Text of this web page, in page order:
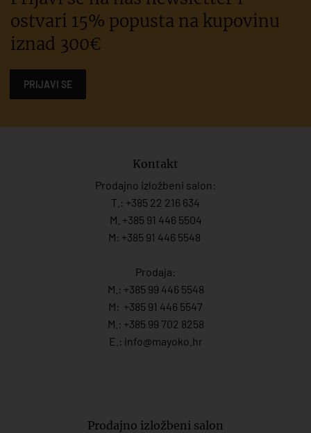
ostvari 15% popusta na kupovinu
iznad 300€
PRIJAVI SE
Kontakt
Prodajno izložbeni salon:
T.: +385 22 216 634
M. +385 91 446 5504
M: +385 91 446 5548
Prodaja:
M.: +385 99 446 5548
M: +385 91 446 5547
M.: +385 99 702 8258
E.: info@mayoko. hr
Prodajno izložbeni salon